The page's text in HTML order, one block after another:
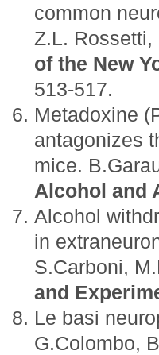
common
Z.L. Rossetti,
of the New
513-517.
Metadoxine
antagonizes
mice.
Alcohol and
Alcohol
in
S.Carboni,
and
Le basi
G.Colombo,